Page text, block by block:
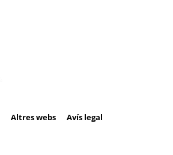
Altres webs Avís legal